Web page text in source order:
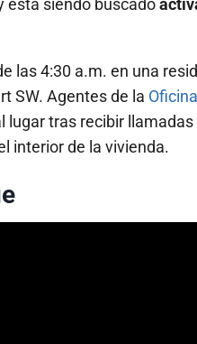
las 4:30 a.m. en una
SW. Agentes de la
lugar tras recibir
interior de la vivienda.